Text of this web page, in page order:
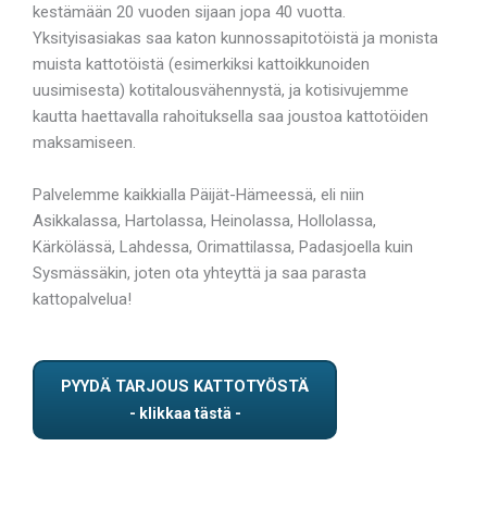
kestämään 20 vuoden sijaan jopa 40 vuotta.
Yksityisasiakas saa katon kunnossapitotöistä ja monista
muista kattotöistä (esimerkiksi kattoikkunoiden
uusimisesta) kotitalousvähennystä, ja kotisivujemme
kautta haettavalla rahoituksella saa joustoa kattotöiden
maksamiseen.
Palvelemme kaikkialla Päijät-Hämeessä, eli niin
Asikkalassa, Hartolassa, Heinolassa, Hollolassa,
Kärkölässä, Lahdessa, Orimattilassa, Padasjoella kuin
Sysmässäkin, joten ota yhteyttä ja saa parasta
kattopalvelua!
PYYDÄ TARJOUS KATTOTYÖSTÄ